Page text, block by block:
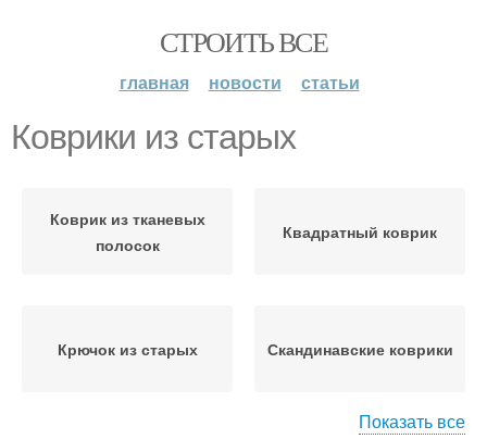
СТРОИТЬ ВСЕ
главная новости статьи
Коврики из старых
Коврик из тканевых
полосок
Квадратный коврик
Крючок из старых Скандинавские коврики
Показать все